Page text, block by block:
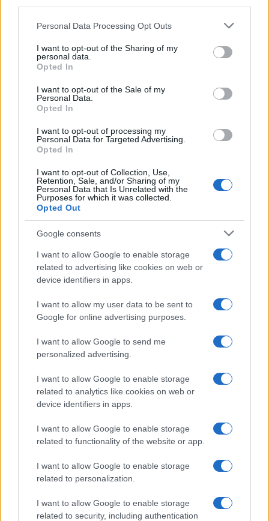
Please note that this website/app uses one or more Google
not limited to your visit or usage behaviour. You may click to
grant or deny consent to Google and its third-party tags to
use your data for below specified purposes in below Google
consent section.
Personal Data Processing Opt Outs
I want to opt-out of the Sharing of my
personal data.
Opted In
I want to opt-out of the Sale of my
Personal Data.
Opted In
I want to opt-out of processing my
Personal Data for Targeted Advertising.
Opted In
I want to opt-out of Collection, Use,
Retention, Sale, and/or Sharing of my
Personal Data that Is Unrelated with the
Purposes for which it was collected.
Opted Out
Google consents
I want to allow Google to enable storage
related to advertising like cookies on web or
device identifiers in apps.
I want to allow my user data to be sent to
Google for online advertising purposes.
I want to allow Google to send me
personalized advertising.
I want to allow Google to enable storage
related to analytics like cookies on web or
device identifiers in apps.
I want to allow Google to enable storage
related to functionality of the website or app.
I want to allow Google to enable storage
related to personalization.
I want to allow Google to enable storage
related to security, including authentication
Ospedale La Maddalena
i tuoi video e le tue foto
Notizie in tempo reale?
GalluraOggi.it
Ricevi le nostre ultime news
daGoogle News
Condividi l'articolo
F
ce
b
o
o
k
T
it
te
r
Pi
te
re
st
W
h
at
s
A
p
p
S
a
Articolo precedente
Prossimo articolo
Gallura